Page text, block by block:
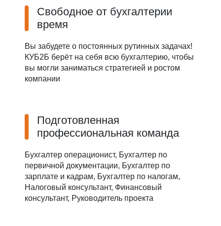
Свободное от бухгалтерии
время
Вы забудете о постоянных рутинных задачах!
КУБ2Б берёт на себя всю бухгалтерию, чтобы
вы могли заниматься стратегией и ростом
компании
Подготовленная
профессиональная команда
Бухгалтер операционист, Бухгалтер по
первичной документации, Бухгалтер по
зарплате и кадрам, Бухгалтер по налогам,
Налоговый консультант, Финансовый
консультант, Руководитель проекта